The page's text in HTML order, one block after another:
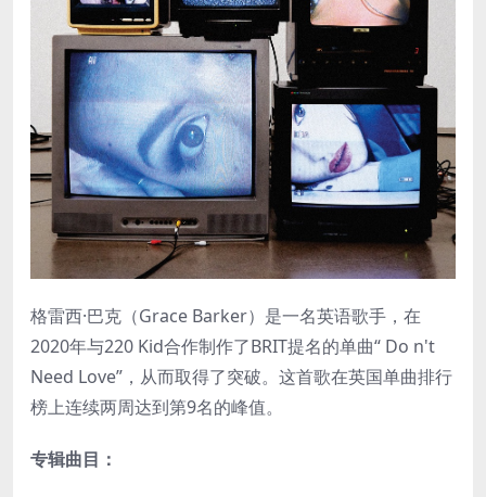
格雷西·巴克（Grace Barker）是一名英语歌手，在
2020年与220 Kid合作制作了BRIT提名的单曲“ Do n't
Need Love”，从而取得了突破。这首歌在英国单曲排行
榜上连续两周达到第9名的峰值。
专辑曲目：